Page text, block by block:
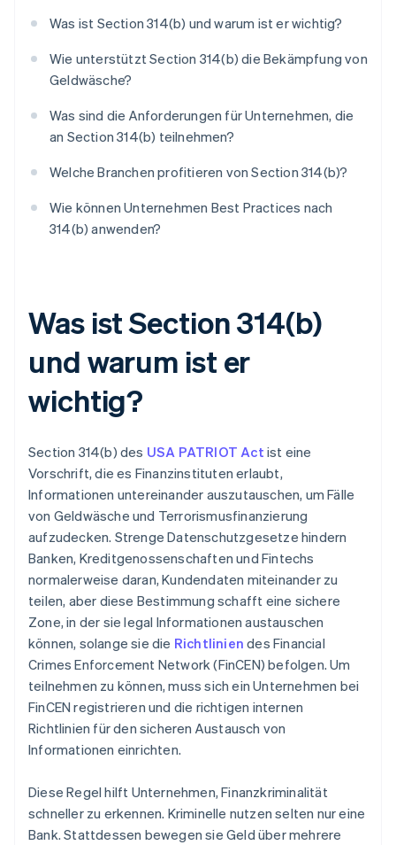
Was ist Section 314(b) und warum ist er wichtig?
Wie unterstützt Section 314(b) die Bekämpfung von
Geldwäsche?
Was sind die Anforderungen für Unternehmen, die
an Section 314(b) teilnehmen?
Welche Branchen profitieren von Section 314(b)?
Wie können Unternehmen Best Practices nach
314(b) anwenden?
Was ist Section 314(b)
und warum ist er
wichtig?
Section 314(b) des USA PATRIOT Act ist eine
Vorschrift, die es Finanzinstituten erlaubt,
Informationen untereinander auszutauschen, um Fälle
von Geldwäsche und Terrorismusfinanzierung
aufzudecken. Strenge Datenschutzgesetze hindern
Banken, Kreditgenossenschaften und Fintechs
normalerweise daran, Kundendaten miteinander zu
teilen, aber diese Bestimmung schafft eine sichere
Zone, in der sie legal Informationen austauschen
können, solange sie die Richtlinien des Financial
Crimes Enforcement Network (FinCEN) befolgen. Um
teilnehmen zu können, muss sich ein Unternehmen bei
FinCEN registrieren und die richtigen internen
Richtlinien für den sicheren Austausch von
Informationen einrichten.
Diese Regel hilft Unternehmen, Finanzkriminalität
schneller zu erkennen. Kriminelle nutzen selten nur eine
Bank. Stattdessen bewegen sie Geld über mehrere